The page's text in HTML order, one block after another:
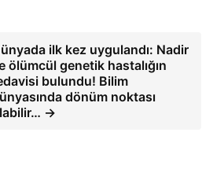
ilk kez uygulandı: Nadir
ölümcül genetik hastalığın
bulundu! Bilim
dönüm noktası
→